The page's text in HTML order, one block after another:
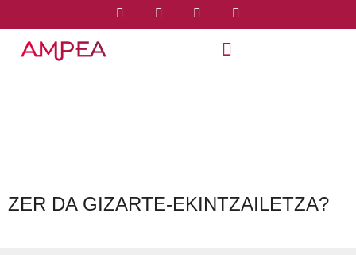
ZER DA GIZARTE-EKINTZAILETZA?